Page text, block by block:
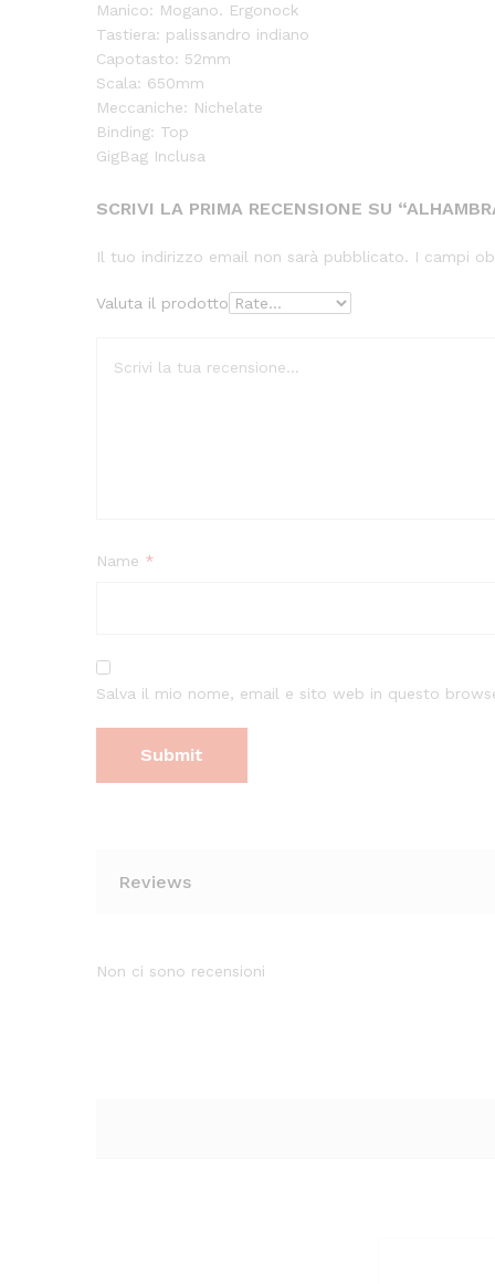
Manico: Mogano. Ergonock
Tastiera: palissandro indiano
Capotasto: 52mm
Scala: 650mm
Meccaniche: Nichelate
Binding: Top
GigBag Inclusa
SCRIVI LA PRIMA RECENSIONE SU
Il tuo indirizzo email non sarà pubblicato. I campi
Valuta il prodotto
Name *
Salva il mio nome, email e sito web in questo
Reviews
Non ci sono recensioni